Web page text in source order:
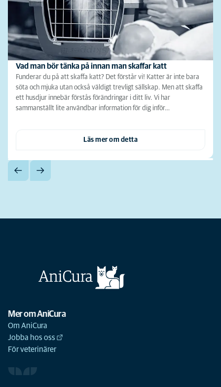
Vad man bör tänka på innan man skaffar katt
Funderar du på att skaffa katt? Det förstår vi! Katter är inte bara
söta och mjuka utan också väldigt trevligt sällskap. Men att skaffa
ett husdjur innebär förstås förändringar i ditt liv. Vi har
sammanställt lite användbar information för dig inför…
Läs mer om detta
Mer om AniCura
Om AniCura
Jobba hos oss
För veterinärer